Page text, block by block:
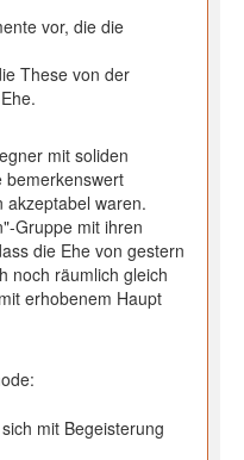
vor, die die
These von der
mit soliden
bemerkenswert
waren.
Gruppe mit ihren
die Ehe von gestern
noch räumlich gleich
erhobenem Haupt
mit Begeisterung